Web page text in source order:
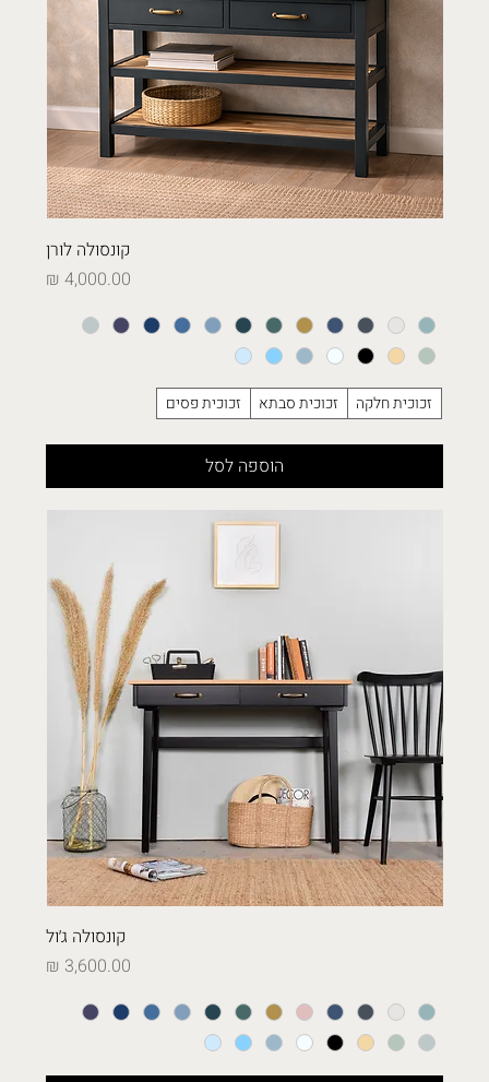
קונסולה לורן
מחיר
זכוכית חלקה זכוכית סבתא זכוכית פסים
הוספה לסל
קונסולה ג׳ול
מחיר